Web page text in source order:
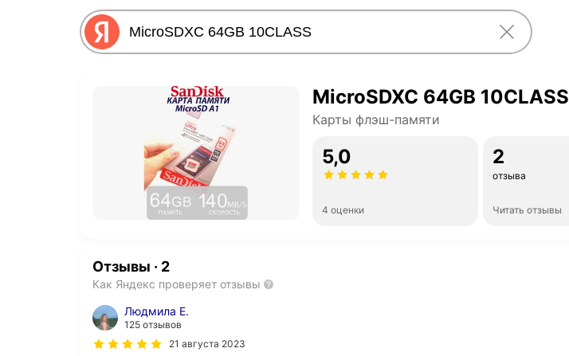
MicroSDXC 64GB 10CLASS
Карты флэш-памяти
5,0
4 оценки
2
отзыва
Читать отзывы
Отзывы · 2
Как Яндекс проверяет отзывы
Людмила Е.
125 отзывов
21 августа 2023